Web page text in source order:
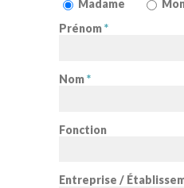
Madame
Prénom*
Nom*
Fonction
Entreprise /